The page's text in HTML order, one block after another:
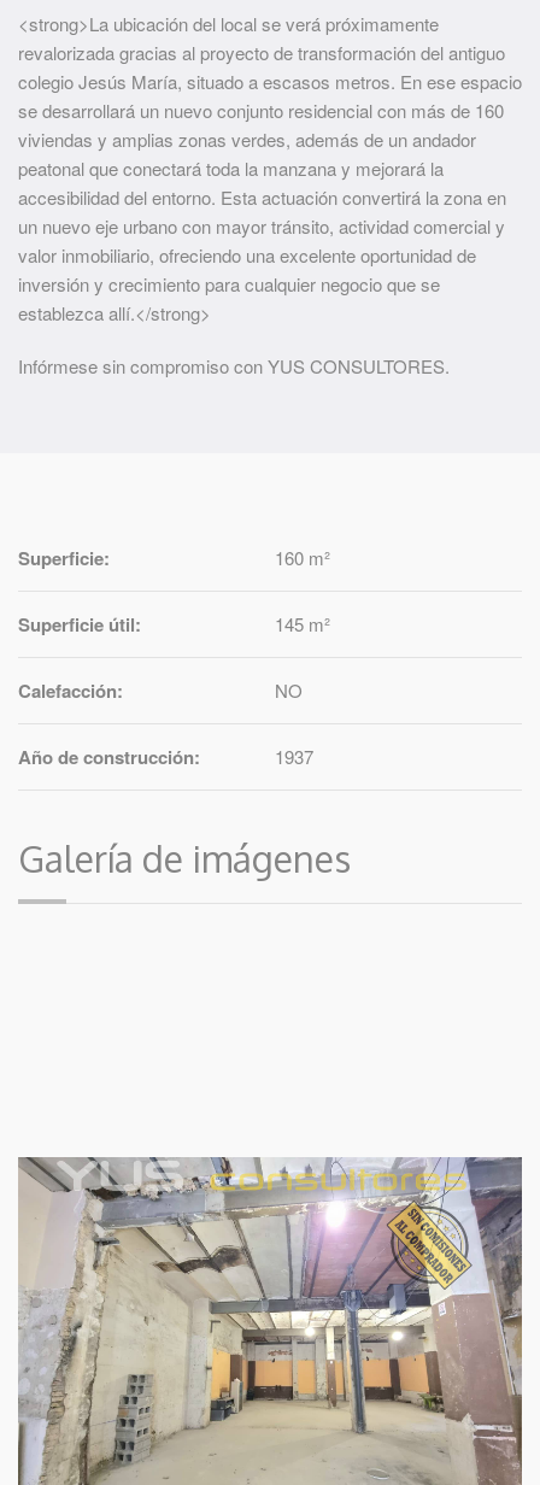
<strong>La ubicación del local se verá próximamente
revalorizada gracias al proyecto de transformación del antiguo
colegio Jesús María, situado a escasos metros. En ese espacio
se desarrollará un nuevo conjunto residencial con más de 160
viviendas y amplias zonas verdes, además de un andador
peatonal que conectará toda la manzana y mejorará la
accesibilidad del entorno. Esta actuación convertirá la zona en
un nuevo eje urbano con mayor tránsito, actividad comercial y
valor inmobiliario, ofreciendo una excelente oportunidad de
inversión y crecimiento para cualquier negocio que se
establezca allí.</strong>
Infórmese sin compromiso con YUS CONSULTORES.
Superficie: 160 m²
Superficie útil: 145 m²
Calefacción: NO
Año de construcción: 1937
Galería de imágenes